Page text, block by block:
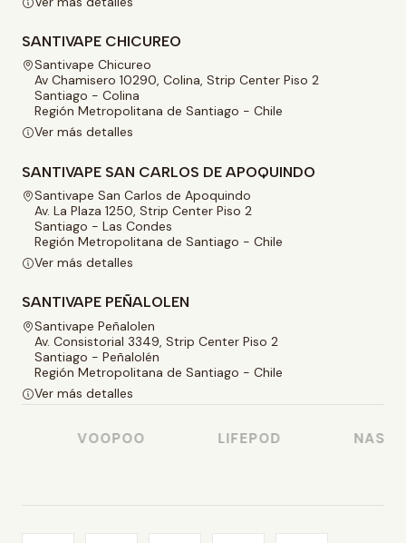
SANTIVAPE CHICUREO
Santivape Chicureo
Av Chamisero 10290, Colina, Strip Center Piso 2
Santiago - Colina
Región Metropolitana de Santiago - Chile
Ver más detalles
SANTIVAPE SAN CARLOS DE APOQUINDO
Santivape San Carlos de Apoquindo
Av. La Plaza 1250, Strip Center Piso 2
Santiago - Las Condes
Región Metropolitana de Santiago - Chile
Ver más detalles
SANTIVAPE PEÑALOLEN
Santivape Peñalolen
Av. Consistorial 3349, Strip Center Piso 2
Santiago - Peñalolén
Región Metropolitana de Santiago - Chile
Ver más detalles
VOOPOO LIFEPOD NASTY